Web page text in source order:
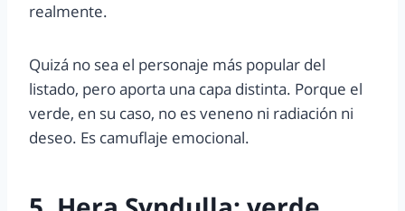
realmente.
Quizá no sea el personaje más popular del
listado, pero aporta una capa distinta. Porque el
verde, en su caso, no es veneno ni radiación ni
deseo. Es camuflaje emocional.